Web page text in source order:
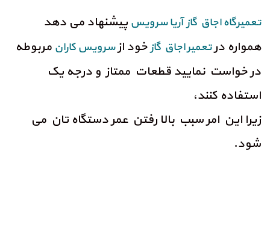
تعمیرگاه اجاق گاز آریا سرویس پیشنهاد می دهد
همواره درتعمیر اجاق گازخود ازسرویس کاران مربوطه
در خواست نمایید قطعات ممتاز و درجه یک
استفاده کنند،
زیرا این امر سبب بالا رفتن عمر دستگاه تان می
شود.